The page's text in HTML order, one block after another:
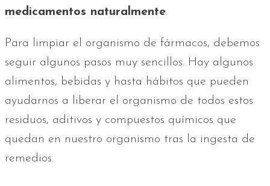
medicamentos naturalmente.
Para limpiar el organismo de fármacos, debemos
seguir algunos pasos muy sencillos. Hay algunos
alimentos, bebidas y hasta hábitos que pueden
ayudarnos a liberar el organismo de todos estos
residuos, aditivos y compuestos químicos que
quedan en nuestro organismo tras la ingesta de
remedios.